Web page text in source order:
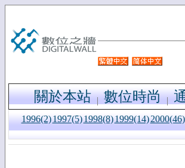
關於本站 數位時尚
1996(2)1997(5)1998(8)1999(14)2000(46)